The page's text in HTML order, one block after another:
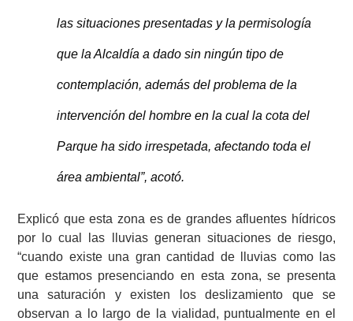
las situaciones presentadas y la permisología
que la Alcaldía a dado sin ningún tipo de
contemplación, además del problema de la
intervención del hombre en la cual la cota del
Parque ha sido irrespetada, afectando toda el
área ambiental”, acotó.
Explicó que esta zona es de grandes afluentes hídricos
por lo cual las lluvias generan situaciones de riesgo,
“cuando existe una gran cantidad de lluvias como las
que estamos presenciando en esta zona, se presenta
una saturación y existen los deslizamiento que se
observan a lo largo de la vialidad, puntualmente en el